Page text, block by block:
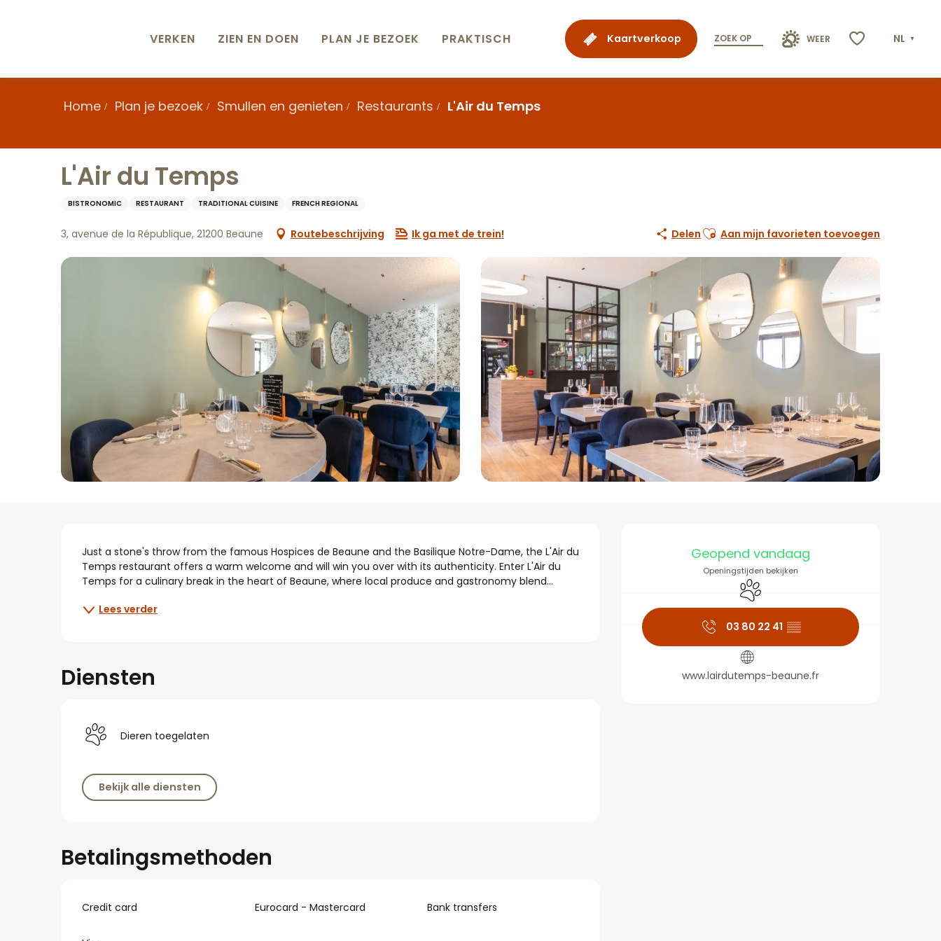
Kaartverkoop ZOEK OP WEER NL
VERKEN ZIEN EN DOEN PLAN JE BEZOEK PRAKTISCH
Home Plan je bezoek Smullen en genieten Restaurants L'Air du Temps
L'Air du Temps
BISTRONOMIC RESTAURANT TRADITIONAL CUISINE FRENCH REGIONAL
3, avenue de la République, 21200 Beaune Routebeschrijving Ik ga met de trein! Delen Ajouter aux favoris
Aan mijn favorieten toevoegen
Openingstijden en
Geopend vandaag
Openingstijden bekijken
Dieren toegelaten
03 80 22 41 ▒▒
www.lairdutemps-beaune.fr
Beschrijving
Just a stone's throw from the famous Hospices de Beaune and the Basilique Notre-Dame, the L'Air du
Temps restaurant offers a warm welcome and will win you over with its authenticity. Enter L'Air du
Temps for a culinary break in the heart of Beaune, where local produce and gastronomy blend...
Lees verder
Diensten
Dieren toegelaten
Bekijk alle diensten
Betalingsmethoden
Credit card Eurocard - Mastercard Bank transfers